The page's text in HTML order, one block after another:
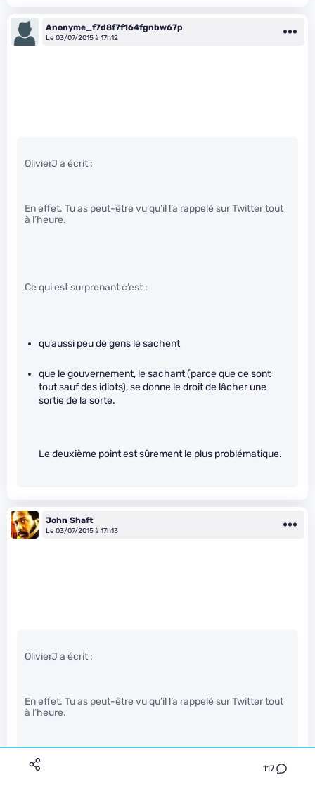
117
Anonyme_f7d8f7f164fgnbw67p
Le 03/07/2015 à 17h12
OlivierJ a écrit :
En effet. Tu as peut-être vu qu’il l’a rappelé sur Twitter tout
à l’heure.
Ce qui est surprenant c’est :
qu’aussi peu de gens le sachent
que le gouvernement, le sachant (parce que ce sont
tout sauf des idiots), se donne le droit de lâcher une
sortie de la sorte.
Le deuxième point est sûrement le plus problématique.
John Shaft
Le 03/07/2015 à 17h13
OlivierJ a écrit :
En effet. Tu as peut-être vu qu’il l’a rappelé sur Twitter tout
à l’heure.